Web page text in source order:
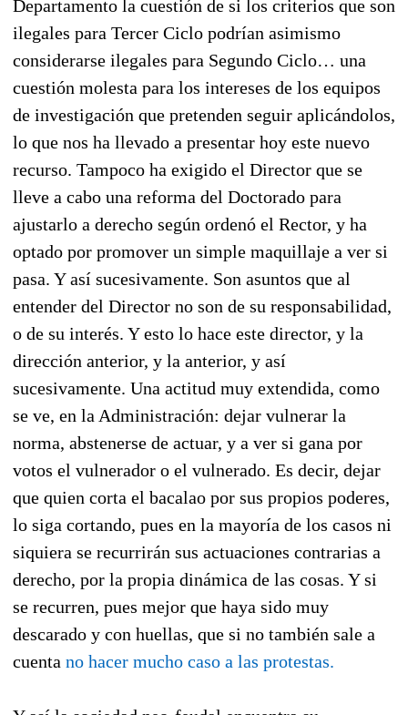
Departamento la cuestión de si los criterios que son
ilegales para Tercer Ciclo podrían asimismo
considerarse ilegales para Segundo Ciclo… una
cuestión molesta para los intereses de los equipos
de investigación que pretenden seguir aplicándolos,
lo que nos ha llevado a presentar hoy este nuevo
recurso. Tampoco ha exigido el Director que se
lleve a cabo una reforma del Doctorado para
ajustarlo a derecho según ordenó el Rector, y ha
optado por promover un simple maquillaje a ver si
pasa. Y así sucesivamente. Son asuntos que al
entender del Director no son de su responsabilidad,
o de su interés. Y esto lo hace este director, y la
dirección anterior, y la anterior, y así
sucesivamente. Una actitud muy extendida, como
se ve, en la Administración: dejar vulnerar la
norma, abstenerse de actuar, y a ver si gana por
votos el vulnerador o el vulnerado. Es decir, dejar
que quien corta el bacalao por sus propios poderes,
lo siga cortando, pues en la mayoría de los casos ni
siquiera se recurrirán sus actuaciones contrarias a
derecho, por la propia dinámica de las cosas. Y si
se recurren, pues mejor que haya sido muy
descarado y con huellas, que si no también sale a
cuenta no hacer mucho caso a las protestas.